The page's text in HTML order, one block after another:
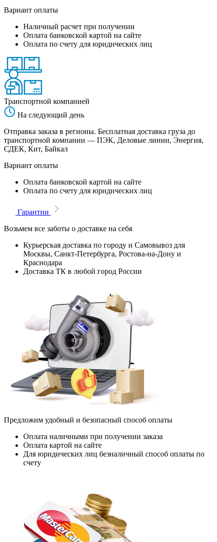
Вариант оплаты
Наличный расчет при получении
Оплата банковской картой на сайте
Оплата по счету для юридических лиц
Транспортной компанией
На следующий день
Отправка заказа в регионы. Бесплатная доставка груза до
транспортной компании — ПЭК, Деловые линии, Энергия,
СДЕК, Кит, Байкал
Вариант оплаты
Оплата банковской картой на сайте
Оплата по счету для юридических лиц
Гарантии
Возьмем все заботы о доставке на себя
Курьерская доставка по городу и Самовывоз для
Москвы, Санкт-Петербурга, Ростова-на-Дону и
Краснодара
Доставка ТК в любой город России
Предложим удобный и безопасный способ оплаты
Оплата наличными при получении заказа
Оплата картой на сайте
Для юридических лиц безналичный способ оплаты по
счету